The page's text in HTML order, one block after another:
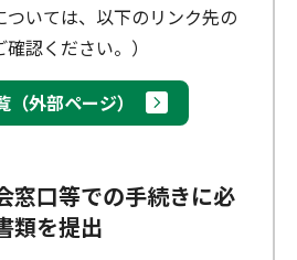
ついては、以下のリンク先の
認ください。）
外部ページ）
窓口等での手続きに必
類を提出